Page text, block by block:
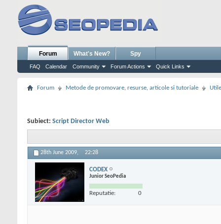
Forum
FAQ Calendar Community Forum Actions Quick Links
What's New? Spy
Forum Metode de promovare, resurse, articole si tutoriale Utile
Subiect: Script Director Web
28th June 2009, 22:28
CODEX
Junior SeoPedia
Reputatie: 0